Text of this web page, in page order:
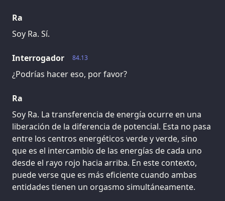
Ra
Soy Ra. Sí.
84.13
Interrogador
¿Podrías hacer eso, por favor?
Ra
Soy Ra. La transferencia de energía ocurre en una
liberación de la diferencia de potencial. Esta no pasa
entre los centros energéticos verde y verde, sino
que es el intercambio de las energías de cada uno
desde el rayo rojo hacia arriba. En este contexto,
puede verse que es más eficiente cuando ambas
entidades tienen un orgasmo simultáneamente.